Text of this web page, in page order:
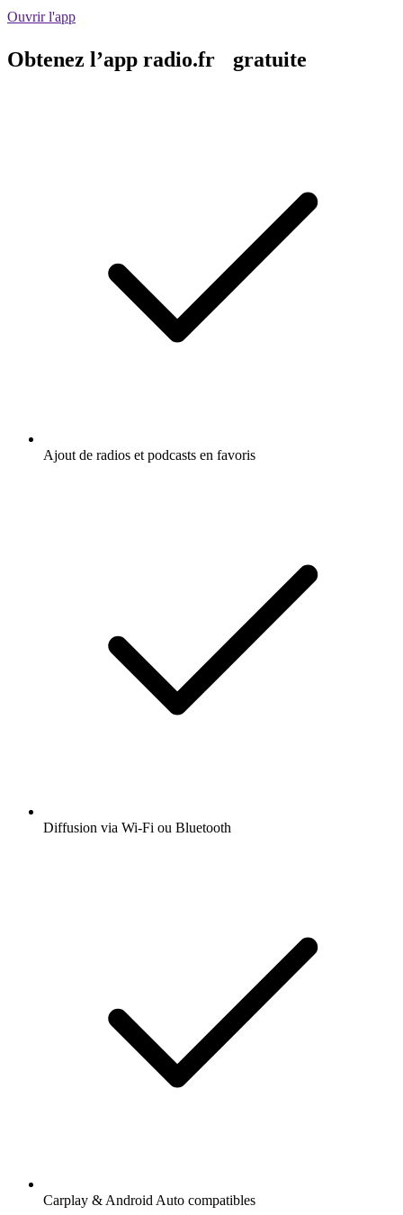
Ouvrir l'app
Obtenez l’app radio.fr gratuite
Ajout de radios et podcasts en favoris
Diffusion via Wi-Fi ou Bluetooth
Carplay & Android Auto compatibles